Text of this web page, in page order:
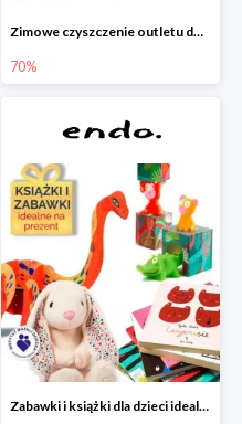
Zimowe czyszczenie outletu do -70%
70%
Zabawki i książki dla dzieci idealne na prezent w Endo od 6,90 zł